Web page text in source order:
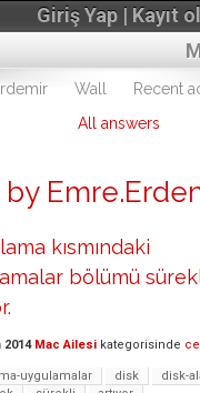
Giriş Yap | Kayıt ol
Wall Recent
All answers
kısmındaki
bölümü
2014 Mac Ailesi kategorisinde
uygulamalar disk
disk-